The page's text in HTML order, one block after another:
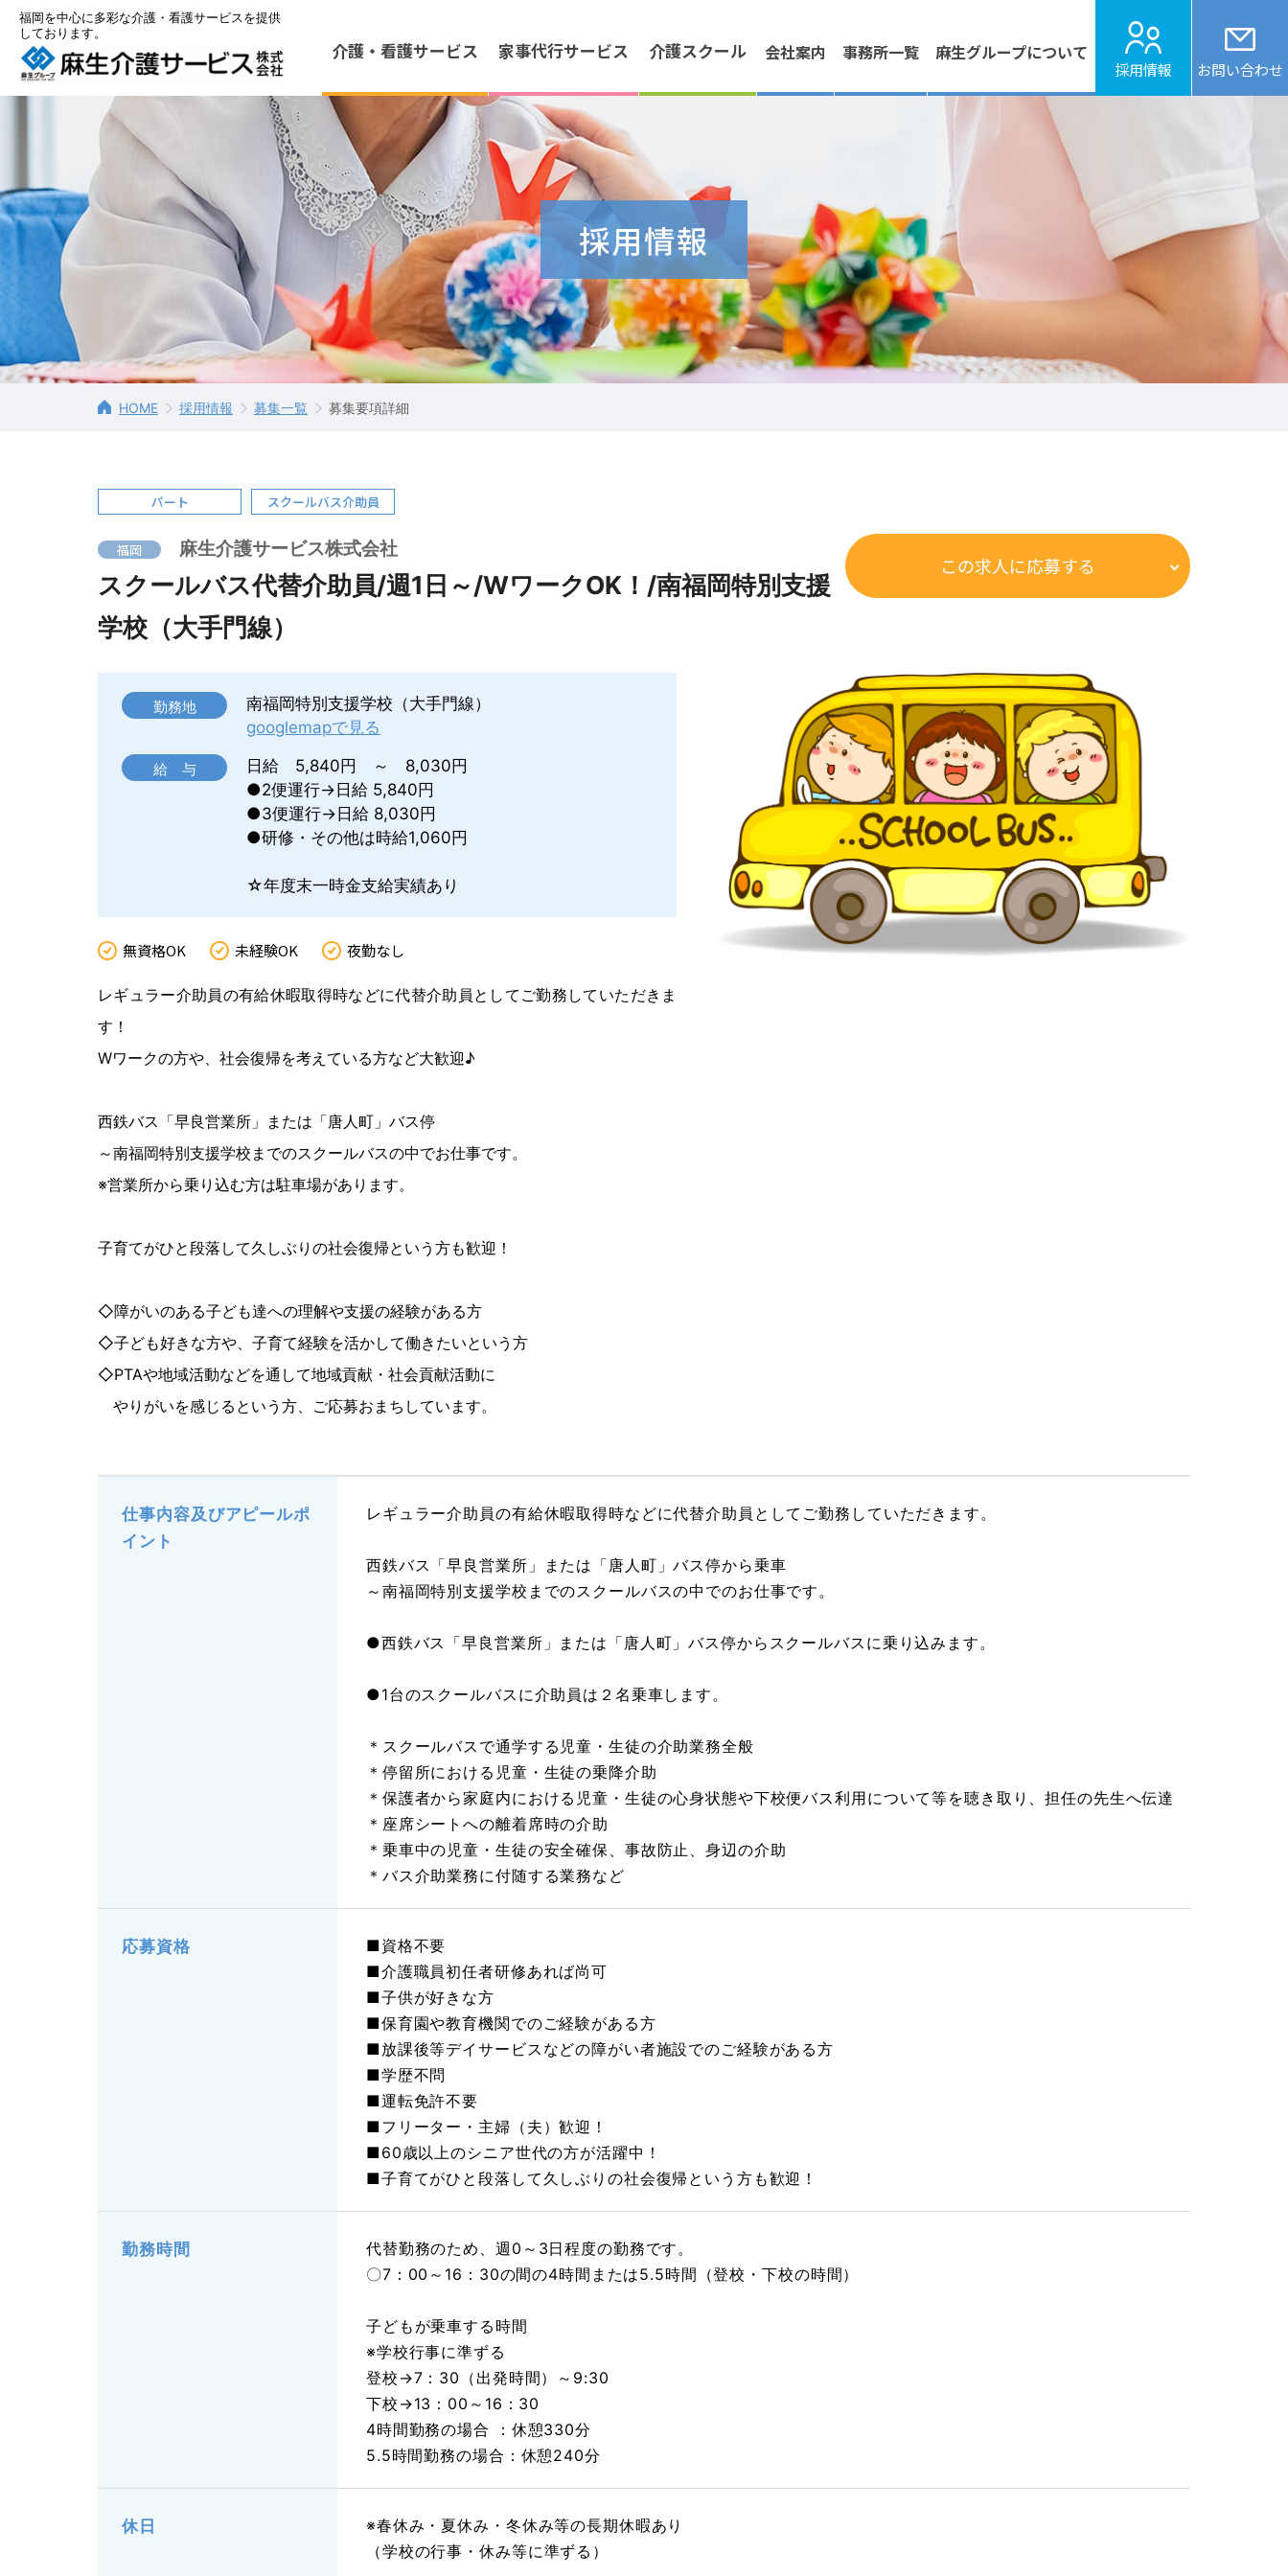
福岡を中心に多彩な介護・看護サービスを提供
しております。
介護・看護サービス 家事代行サービス 介護スクール 会社案内 事務所一覧 麻生グループについて
採用情報 お問い合わせ
採用情報
HOME 採用情報 募集一覧 募集要項詳細
パート スクールバス介助員
福岡 麻生介護サービス株式会社
スクールバス代替介助員/週1日～/WワークOK！/南福岡特別支援
学校（大手門線）
この求人に応募する
勤務地
南福岡特別支援学校（大手門線）
googlemapで見る
給 与
日給 5,840円 ～ 8,030円
●2便運行→日給 5,840円
●3便運行→日給 8,030円
●研修・その他は時給1,060円
☆年度末一時金支給実績あり
無資格OK 未経験OK 夜勤なし
レギュラー介助員の有給休暇取得時などに代替介助員としてご勤務していただきま
す！
Wワークの方や、社会復帰を考えている方など大歓迎♪
西鉄バス「早良営業所」または「唐人町」バス停
～南福岡特別支援学校までのスクールバスの中でお仕事です。
※営業所から乗り込む方は駐車場があります。
子育てがひと段落して久しぶりの社会復帰という方も歓迎！
◇障がいのある子ども達への理解や支援の経験がある方
◇子ども好きな方や、子育て経験を活かして働きたいという方
◇PTAや地域活動などを通して地域貢献・社会貢献活動に
やりがいを感じるという方、ご応募おまちしています。
仕事内容及びアピールポ
イント
レギュラー介助員の有給休暇取得時などに代替介助員としてご勤務していただきます。
西鉄バス「早良営業所」または「唐人町」バス停から乗車
～南福岡特別支援学校までのスクールバスの中でのお仕事です。
●西鉄バス「早良営業所」または「唐人町」バス停からスクールバスに乗り込みます。
●1台のスクールバスに介助員は２名乗車します。
＊スクールバスで通学する児童・生徒の介助業務全般
＊停留所における児童・生徒の乗降介助
＊保護者から家庭内における児童・生徒の心身状態や下校便バス利用について等を聴き取り、担任の先生へ伝達
＊座席シートへの離着席時の介助
＊乗車中の児童・生徒の安全確保、事故防止、身辺の介助
＊バス介助業務に付随する業務など
応募資格
■資格不要
■介護職員初任者研修あれば尚可
■子供が好きな方
■保育園や教育機関でのご経験がある方
■放課後等デイサービスなどの障がい者施設でのご経験がある方
■学歴不問
■運転免許不要
■フリーター・主婦（夫）歓迎！
■60歳以上のシニア世代の方が活躍中！
■子育てがひと段落して久しぶりの社会復帰という方も歓迎！
勤務時間
代替勤務のため、週0～3日程度の勤務です。
〇7：00～16：30の間の4時間または5.5時間（登校・下校の時間）
子どもが乗車する時間
※学校行事に準ずる
登校→7：30（出発時間）～9:30
下校→13：00～16：30
4時間勤務の場合 ：休憩330分
5.5時間勤務の場合：休憩240分
休日
※春休み・夏休み・冬休み等の長期休暇あり
（学校の行事・休み等に準ずる）